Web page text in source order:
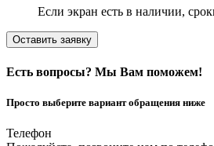
Если экран есть в наличии,
Оставить заявку
Есть вопросы? Мы Вам поможем!
Просто выберите вариант обращения ниже
Телефон